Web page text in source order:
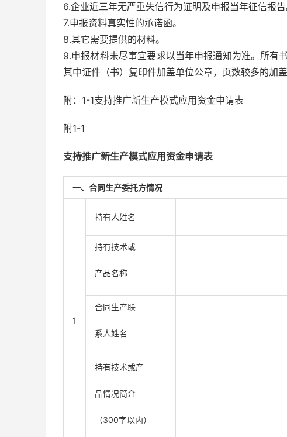
6.企业近三年无严重失信行为证明及申报当年征信报告
7.申报资料真实性的承诺函。
8.其它需要提供的材料。
9.申报材料未尽事宜要求以当年申报通知为准。所有
其中证件（书）复印件加盖单位公章，页数较多的加
附：1-1支持推广新生产模式应用资金申请表
附1-1
支持推广新生产模式应用资金申请表
一、合同生产委托方情况
1
持有人姓名
持有技术或
产品名称
合同生产联
系人姓名
持有技术或产
品情况简介
（300字以内）